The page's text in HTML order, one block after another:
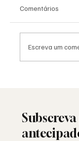
Comentários
Escreva um